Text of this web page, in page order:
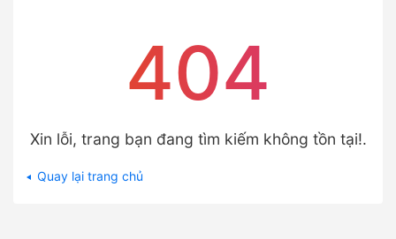
404
Xin lỗi, trang bạn đang tìm kiếm không tồn tại!.
Quay lại trang chủ